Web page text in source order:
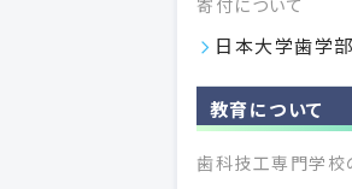
寄付について
日本大学歯学
教育について
歯科技工専門学校
授業計画（シラバス）